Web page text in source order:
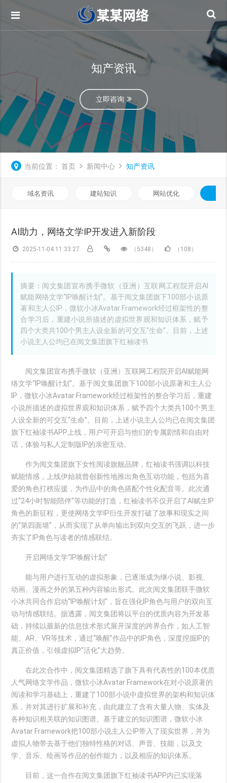
知产资讯
立即咨询
当前位置： 首页 新闻中心 知产资讯
域名资讯 建站知识 网站优化
AI助力，网络文学IP开发进入新阶段
2025-11-04 11:33:27 （5348） （108）
摘要：阅文集团宣布携手微软（亚洲）互联网工程院开启AI
赋能网络文学“IP唤醒计划”。基于阅文集团旗下100部小说原
著和主人公IP，微软小冰Avatar Framework经过框架性的整
合学习后，重建小说所描述的虚拟世界观和知识体系，赋予
四个大类共100个男主人设全新的可交互“生命”。目前，上述
小说主人公均已在阅文集团旗下红袖读书
阅文集团宣布携手微软（亚洲）互联网工程院开启AI赋能网
络文学“IP唤醒计划”。基于阅文集团旗下100部小说原著和主人公
IP，微软小冰Avatar Framework经过框架性的整合学习后，重建
小说所描述的虚拟世界观和知识体系，赋予四个大类共100个男主
人设全新的可交互“生命”。目前，上述小说主人公均已在阅文集团
旗下红袖读书APP上线，用户可开启与他们的专属剧情和自由对
话，体验与私人定制版IP的亲密互动。
作为阅文集团旗下女性阅读旗舰品牌，红袖读书强调以科技
赋能情感，上线伊始就曾创新性地推出角色互动功能，包括为喜
爱的角色打榜应援，为作品中的角色搭配个性化配音等。此次通
过“24小时智能陪伴”等功能的打造，红袖读书不仅开启了AI赋生IP
角色的新征程，更使网络文学IP衍生开发打破了故事和现实之间
的“第四面墙”，从而实现了从单向输出到双向交互的飞跃，进一步
夯实了IP角色与读者的情感联结。
开启网络文学“IP唤醒计划”
能与用户进行互动的虚拟形象，已逐渐成为继小说、影视、
动画、漫画之外的第五种内容输出形式。此次阅文集团联手微软
小冰共同合作启动“IP唤醒计划”，旨在强化IP角色与用户的双向互
动与情感联结。据透露，阅文集团将以平台的优质内容为开发基
础，持续以最新的信息技术形式展开深度的跨界合作，如人工智
能、AR、VR等技术，通过“唤醒”作品中的IP角色，深度挖掘IP的
真正价值，引领虚拟IP“活化”大趋势。
在此次合作中，阅文集团精选了旗下具有代表性的100本优质
人气网络文学作品，微软小冰Avatar Framework在对小说原著的
阅读和学习基础上，重建了100部小说中虚拟世界的架构和知识体
系，并对其进行扩展和补充，由此建立了含有大量人物、实体及
各种知识相关联的知识图谱。基于建立的知识图谱，微软小冰
Avatar Framework把100部小说主人公IP带入了现实世界，并为
虚拟人物带去基于他们独特性格的对话、声音、技能，以及文
学、音乐、绘画等作品的创作能力，以及相应的知识体系。
目前，这一合作在阅文集团旗下红袖读书APP内已实现落